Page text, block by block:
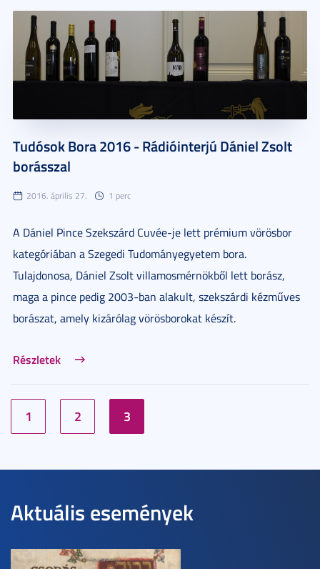
Tudósok Bora 2016 - Rádióinterjú Dániel Zsolt
borásszal
2016. április 27. 1 perc
A Dániel Pince Szekszárd Cuvée-je lett prémium vörösbor
kategóriában a Szegedi Tudományegyetem bora.
Tulajdonosa, Dániel Zsolt villamosmérnökből lett borász,
maga a pince pedig 2003-ban alakult, szekszárdi kézműves
borászat, amely kizárólag vörösborokat készít.
Részletek
1 2 3
Aktuális események